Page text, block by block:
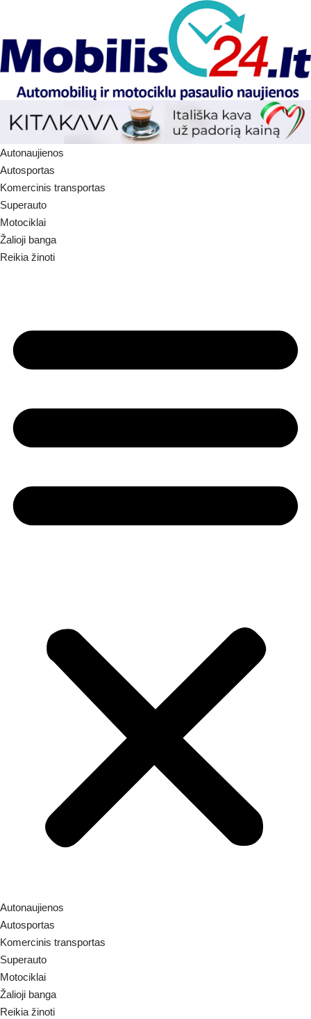
Autonaujienos
Autosportas
Komercinis transportas
Superauto
Motociklai
Žalioji banga
Reikia žinoti
Autonaujienos
Autosportas
Komercinis transportas
Superauto
Motociklai
Žalioji banga
Reikia žinoti